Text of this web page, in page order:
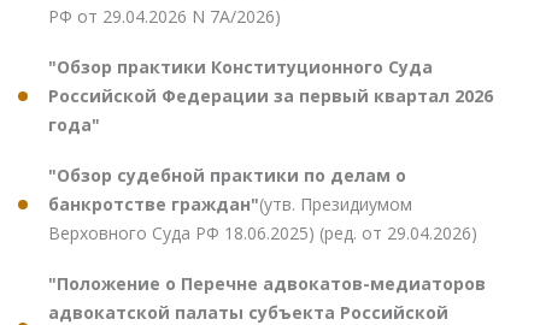
РФ от 29.04.2026 N 7А/2026)
"Обзор практики Конституционного Суда
Российской Федерации за первый квартал 2026
года"
"Обзор судебной практики по делам о
банкротстве граждан"(утв. Президиумом
Верховного Суда РФ 18.06.2025) (ред. от 29.04.2026)
"Положение о Перечне адвокатов-медиаторов
адвокатской палаты субъекта Российской